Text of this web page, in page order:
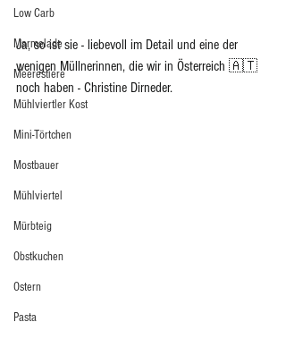
Low Carb
Marmelade
Meerestiere
Mühlviertler Kost
Mini-Törtchen
Mostbauer
Mühlviertel
Mürbteig
Obstkuchen
Ostern
Pasta
Ja, so ist sie - liebevoll im Detail und eine der
wenigen Müllnerinnen, die wir in Österreich 🇦🇹
noch haben - Christine Dirneder.